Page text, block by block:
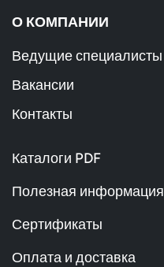
О КОМПАНИИ
Ведущие специалисты
Вакансии
Контакты
Каталоги PDF
Полезная информация
Сертификаты
Оплата и доставка